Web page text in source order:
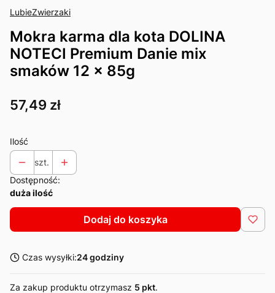
LubieZwierzaki
Mokra karma dla kota DOLINA
NOTECI Premium Danie mix
smaków 12 x 85g
Cena
57,49 zł
Ilość
szt.
Dostępność:
duża ilość
Dodaj do koszyka
Czas wysyłki:24 godziny
Za zakup produktu otrzymasz 5 pkt.